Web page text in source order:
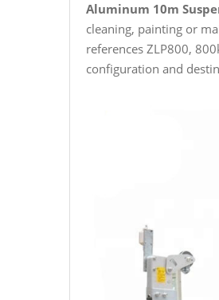
Aluminum 10m
cleaning, painting or
references ZLP800,
configuration and